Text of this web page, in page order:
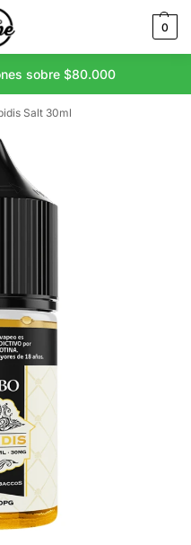
0
sobre $80.000
Salt 30ml